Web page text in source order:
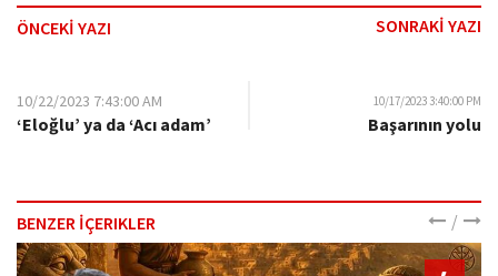
ÖNCEKİ YAZI SONRAKİ YAZI
10/22/2023 7:43:00 AM
‘Eloğlu’ ya da ‘Acı adam’
10/17/2023 3:40:00 PM
Başarının yolu
BENZER İÇERIKLER /